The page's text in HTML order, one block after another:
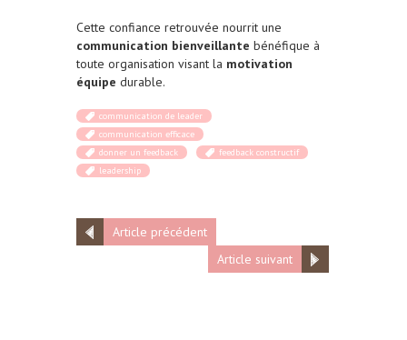
Cette confiance retrouvée nourrit une
communication bienveillante bénéfique à
toute organisation visant la motivation
équipe durable.
communication de leader
communication efficace
donner un feedback
feedback constructif
leadership
Article précédent
Article suivant